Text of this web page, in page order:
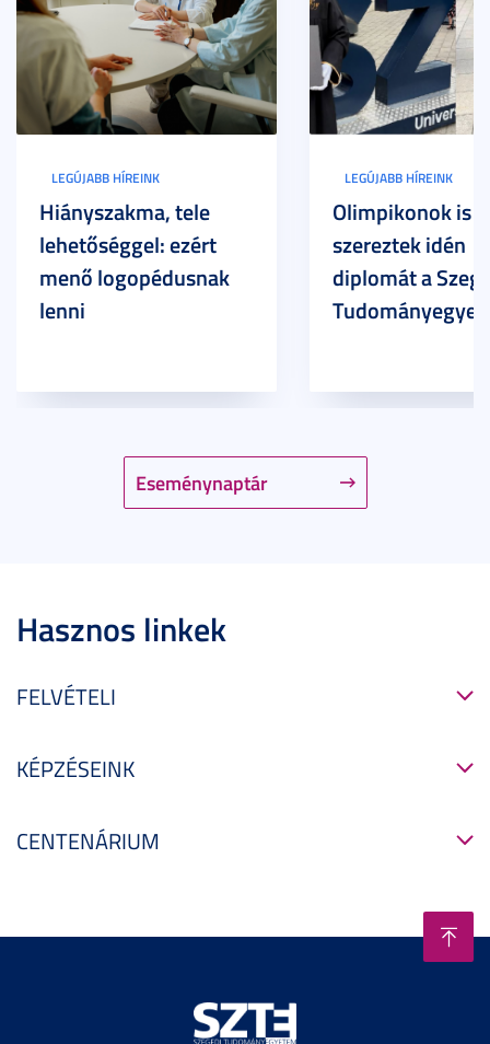
Eseménynaptár
LEGÚJABB HÍREINK
Hiányszakma, tele
lehetőséggel: ezért
menő logopédusnak
lenni
LEGÚJABB HÍREINK
Olimpikonok is
szereztek idén
diplomát a
Hasznos linkek
FELVÉTELI
KÉPZÉSEINK
CENTENÁRIUM